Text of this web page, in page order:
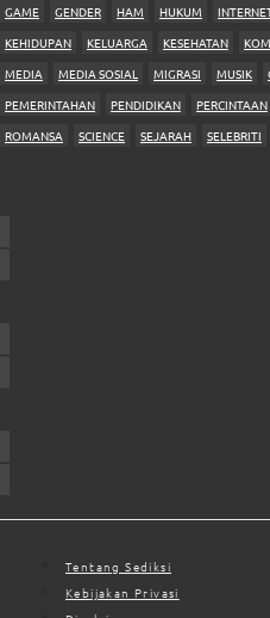
GAME
GENDER HAM HUKUM
KEHIDUPAN
KELUARGA KESEHATAN
MEDIA
MEDIA SOSIAL MIGRASI MUSIK
PEMERINTAHAN
PENDIDIKAN PERCINTAAN
ROMANSA
SCIENCE SEJARAH SELEBRITI
Tentang Sediksi
Kebijakan Privasi